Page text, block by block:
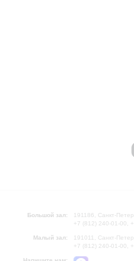
Большой зал:
191186, Санкт-
+7 (812) 240-01-00,
Малый зал:
191011, Санкт-
+7 (812) 240-01-00,